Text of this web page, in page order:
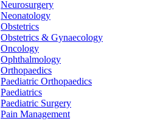
Neurosurgery
Neonatology
Obstetrics
Obstetrics & Gynaecology
Oncology
Ophthalmology
Orthopaedics
Paediatric Orthopaedics
Paediatrics
Paediatric Surgery
Pain Management